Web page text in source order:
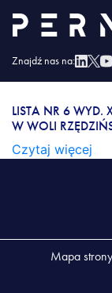
Znajdź nas na:
Lista nr 6 wyd.
w Woli
LISTA NR 6
LISTA NR 6
W WOLI
Czytaj więcej
Mapa strony